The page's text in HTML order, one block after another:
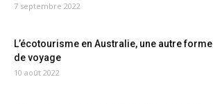
7 septembre 2022
L’écotourisme en Australie, une autre forme
de voyage
10 août 2022